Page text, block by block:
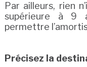
Par ailleurs, rien
supérieure à 9
permettre
Précisez la